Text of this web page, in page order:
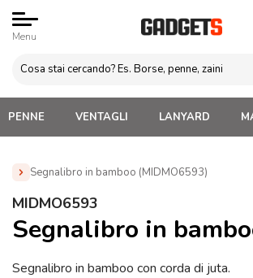
Menu
PENNE VENTAGLI LANYARD
Segnalibro in bamboo (MIDMO6593)
Home » Gadget da Ufficio
MIDMO6593
Segnalibro in
Segnalibro in bamboo con corda di juta.